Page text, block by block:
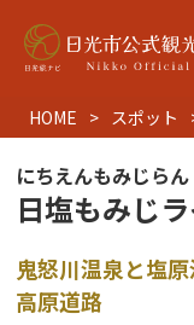
HOME スポット
にちえんもみじらん
日塩もみじ
鬼怒川温泉と塩
高原道路